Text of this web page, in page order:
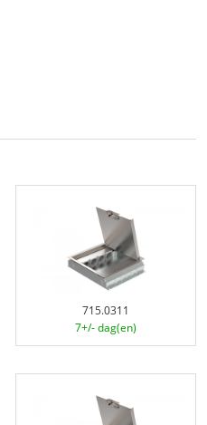
715.0311
7+/- dag(en)